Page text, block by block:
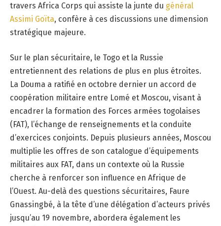
travers Africa Corps qui assiste la junte du général
Assimi Goïta, confère à ces discussions une dimension
stratégique majeure.
Sur le plan sécuritaire, le Togo et la Russie
entretiennent des relations de plus en plus étroites.
La Douma a ratifié en octobre dernier un accord de
coopération militaire entre Lomé et Moscou, visant à
encadrer la formation des Forces armées togolaises
(FAT), l’échange de renseignements et la conduite
d’exercices conjoints. Depuis plusieurs années, Moscou
multiplie les offres de son catalogue d’équipements
militaires aux FAT, dans un contexte où la Russie
cherche à renforcer son influence en Afrique de
l’Ouest. Au-delà des questions sécuritaires, Faure
Gnassingbé, à la tête d’une délégation d’acteurs privés
jusqu’au 19 novembre, abordera également les